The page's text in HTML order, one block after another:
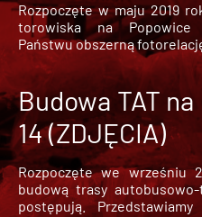
Rozpoczęte w maju 2019
torowiska na Popowice
Państwu obszerną
Budowa TAT
14 (ZDJĘCIA)
Rozpoczęte we wrześniu
budową trasy
postępują.